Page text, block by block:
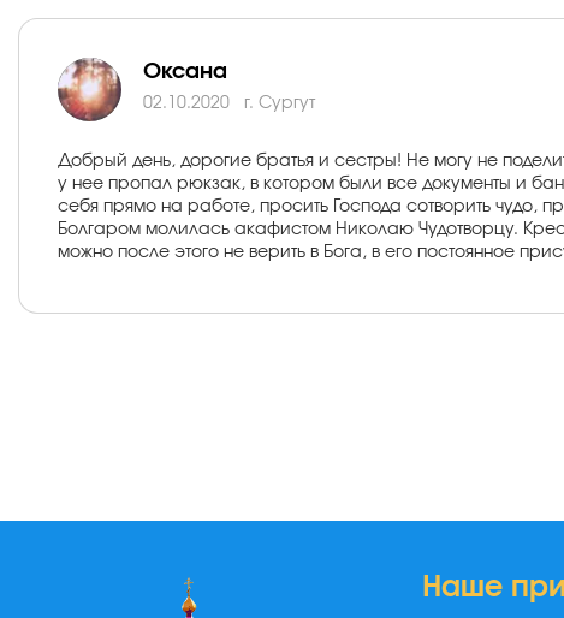
Оксана
02.10.2020 г. Сургут
Добрый день, дорогие братья и сестры! Не могу не
у нее пропал рюкзак, в котором были все документы и
себя прямо на работе, просить Господа сотворить чудо,
Болгаром молилась акафистом Николаю Чудотворцу.
можно после этого не верить в Бога, в его постоянное
Наше